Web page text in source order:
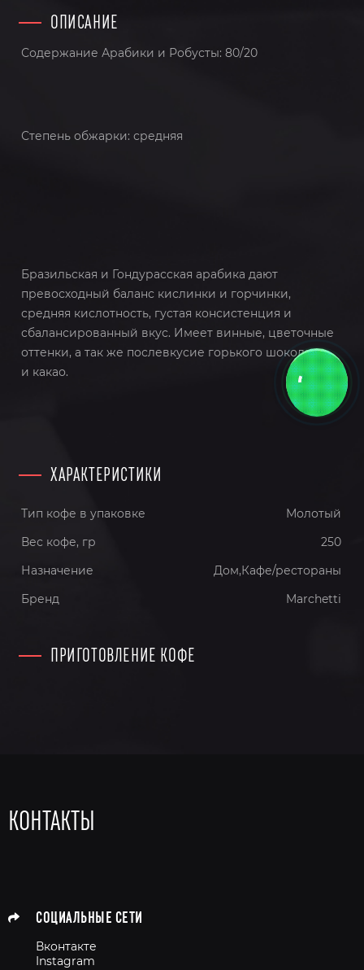
ОПИСАНИЕ
Содержание Арабики и Робусты: 80/20
Степень обжарки: средняя
Бразильская и Гондурасская арабика дают
превосходный баланс кислинки и горчинки,
средняя кислотность, густая консистенция и
сбалансированный вкус. Имеет винные, цветочные
оттенки, а так же послевкусие горького шоколада
и какао.
ХАРАКТЕРИСТИКИ
Тип кофе в упаковке
Молотый
Вес кофе, гр
250
Назначение
Дом,Кафе/рестораны
Бренд
Marchetti
ПРИГОТОВЛЕНИЕ КОФЕ
КОНТАКТЫ
СОЦИАЛЬНЫЕ СЕТИ
Вконтакте
Instagram